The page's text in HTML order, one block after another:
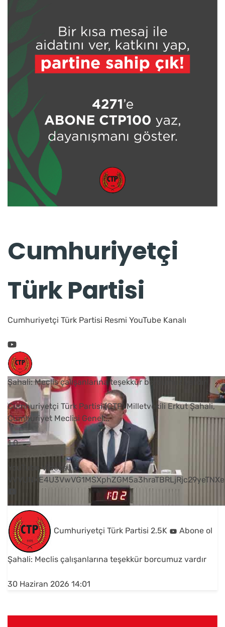
Cumhuriyetçi
Türk Partisi
Cumhuriyetçi Türk Partisi Resmi YouTube Kanalı
Şahali: Meclis çalışanlarına teşekkür borcumuz vardır
Cumhuriyetçi Türk Partisi (CTP) Milletvekili Erkut Şahali,
Cumhuriyet Meclisi Genel...
1 0
YouTube Videosu
Cumhuriyetçi Türk Partisi 2.5K Abone ol
Şahali: Meclis çalışanlarına teşekkür borcumuz vardır
30 Haziran 2026 14:01